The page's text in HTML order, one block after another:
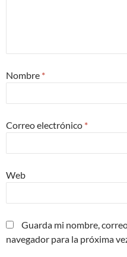
Nombre *
Correo electrónico *
Web
Guarda mi nombre,
navegador para la próxima